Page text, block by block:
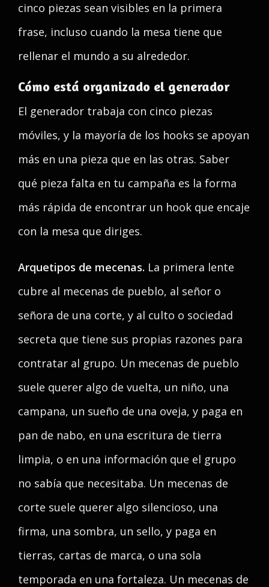
cinco piezas sean visibles en la primera
frase, incluso cuando la mesa tiene que
rellenar el mundo a su alrededor.
Cómo está organizado el generador
El generador trabaja con cinco piezas
móviles, y la mayoría de los hooks se apoyan
más en una pieza que en las otras. Saber
qué pieza falta en tu campaña es la forma
más rápida de encontrar un hook que encaje
con la mesa que diriges.
Arquetipos de mecenas. La primera lente
cubre al mecenas de pueblo, al señor o
señora de una corte, y al culto o sociedad
secreta que tiene sus propias razones para
contratar al grupo. Un mecenas de pueblo
suele querer algo de vuelta, un niño, una
campana, un sueño de una oveja, y paga en
pan de nabo, en una escritura de tierra
limpia, o en una información que el grupo
no sabía que necesitaba. Un mecenas de
corte suele querer algo silencioso, una
firma, una sombra, un sello, y paga en
tierras, cartas de marca, o una sola
temporada en una fortaleza. Un mecenas de